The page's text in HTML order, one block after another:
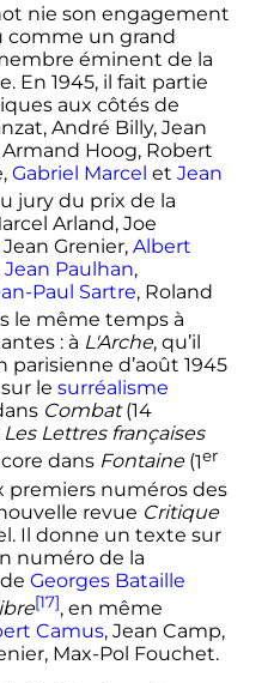
nie son engagement
comme un grand
éminent de la
En 1945, il fait partie
aux côtés de
André Billy, Jean
Hoog, Robert
Gabriel Marcel et Jean
jury du prix de la
Arland, Joe
Jean Grenier, Albert
Jean Paulhan,
Paul Sartre, Roland
le même temps à
: à L'Arche, qu’il
parisienne d’août 1945
le surréalisme
Combat(14
Les Lettres françaises
dans Fontaine(1er
premiers numéros des
revue Critique
Il donne un texte sur
numéro de la
Georges Bataille
[17], en même
Camus, Jean Camp,
Max-Pol Fouchet.